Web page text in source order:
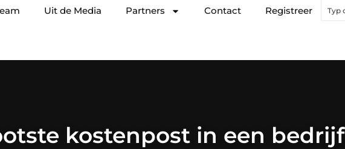
Uit de Media Partners Contact Registreer
kostenpost in een bedrijf